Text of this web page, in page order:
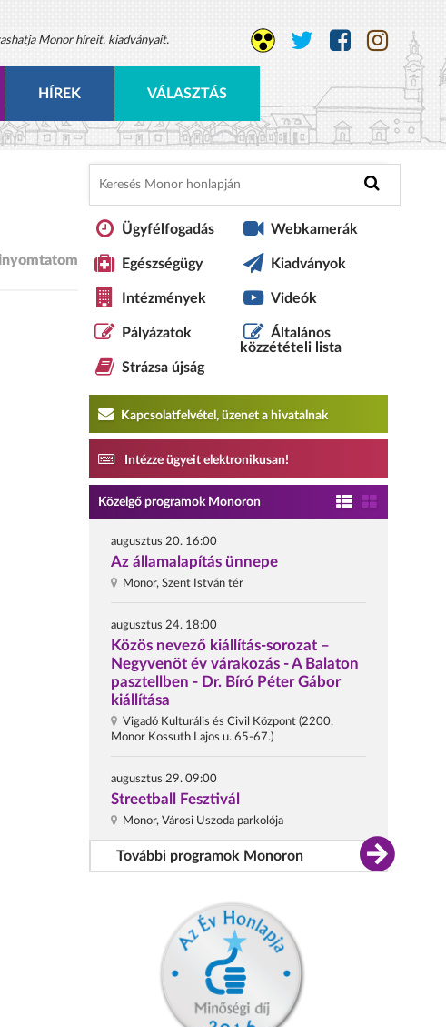
Monor híreit, kiadványait.
HÍREK VÁLASZTÁS
Ügyfélfogadás
Egészségügy
Intézmények
Pályázatok
Strázsa újság
Webkamerák
Kiadványok
Videók
Általános
közzétételi lista
Kapcsolatfelvétel, üzenet a hivatalnak
Intézze ügyeit elektronikusan!
Közelgő programok Monoron
augusztus 20. 16:00
Az államalapítás ünnepe
Monor, Szent István tér
augusztus 24. 18:00
Közös nevező kiállítás-sorozat –
Negyvenöt év várakozás - A Balaton
pasztellben - Dr. Bíró Péter Gábor
kiállítása
Vigadó Kulturális és Civil Központ (2200,
Monor Kossuth Lajos u. 65-67.)
augusztus 29. 09:00
Streetball Fesztivál
Monor, Városi Uszoda parkolója
További programok Monoron